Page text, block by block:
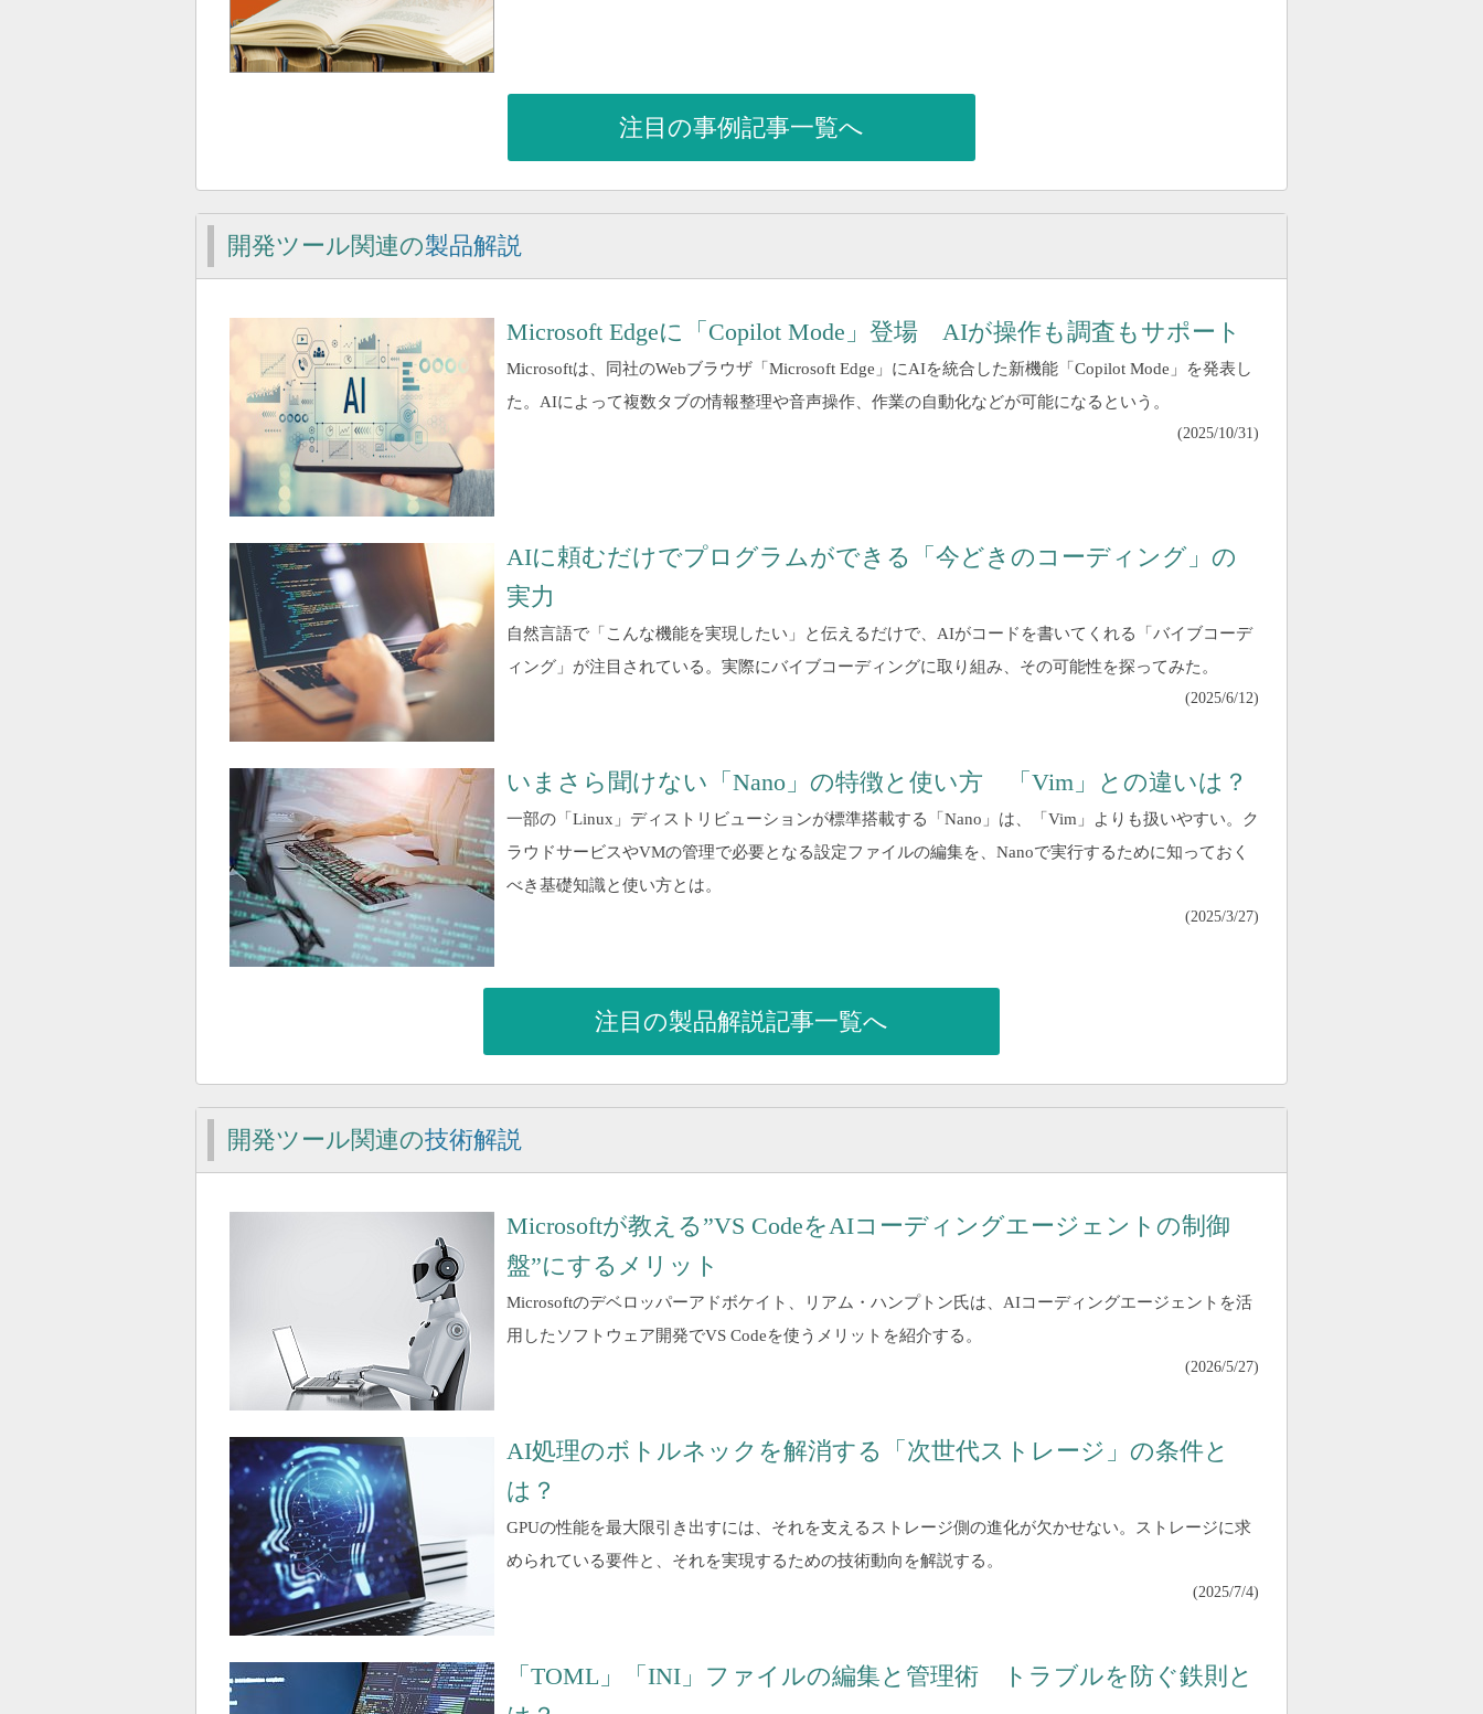
注目の事例記事一覧へ
開発ツール関連の製品解説
Microsoft Edgeに「Copilot Mode」登場 AIが操作も調査もサポート
Microsoftは、同社のWebブラウザ「Microsoft Edge」にAIを統合した新機能「Copilot Mode」を発表し
た。AIによって複数タブの情報整理や音声操作、作業の自動化などが可能になるという。
(2025/10/31)
AIに頼むだけでプログラムができる「今どきのコーディング」の
実力
自然言語で「こんな機能を実現したい」と伝えるだけで、AIがコードを書いてくれる「バイブコーデ
ィング」が注目されている。実際にバイブコーディングに取り組み、その可能性を探ってみた。
(2025/6/12)
いまさら聞けない「Nano」の特徴と使い方 「Vim」との違いは？
一部の「Linux」ディストリビューションが標準搭載する「Nano」は、「Vim」よりも扱いやすい。ク
ラウドサービスやVMの管理で必要となる設定ファイルの編集を、Nanoで実行するために知っておく
べき基礎知識と使い方とは。
(2025/3/27)
注目の製品解説記事一覧へ
開発ツール関連の技術解説
Microsoftが教える”VS CodeをAIコーディングエージェントの制御
盤”にするメリット
Microsoftのデベロッパーアドボケイト、リアム・ハンプトン氏は、AIコーディングエージェントを活
用したソフトウェア開発でVS Codeを使うメリットを紹介する。
(2026/5/27)
AI処理のボトルネックを解消する「次世代ストレージ」の条件と
は？
GPUの性能を最大限引き出すには、それを支えるストレージ側の進化が欠かせない。ストレージに求
められている要件と、それを実現するための技術動向を解説する。
(2025/7/4)
「TOML」「INI」ファイルの編集と管理術 トラブルを防ぐ鉄則と